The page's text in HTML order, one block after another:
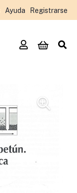
Ayuda Registrarse